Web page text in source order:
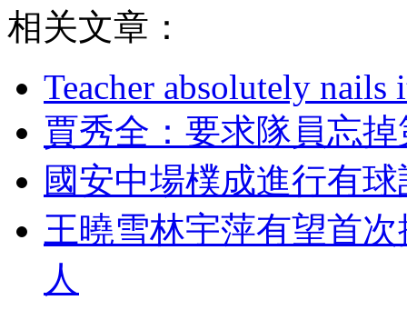
相关文章：
Teacher absolutely
賈秀全 ：要求隊員
國安中場樸成進行有
王曉雪林宇萍有望首
人